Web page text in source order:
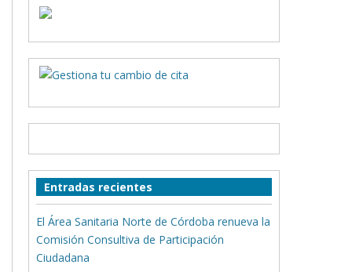
Entradas recientes
El Área Sanitaria Norte de Córdoba renueva la
Comisión Consultiva de Participación
Ciudadana